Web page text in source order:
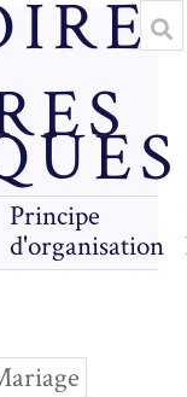
Principe
d'organisation